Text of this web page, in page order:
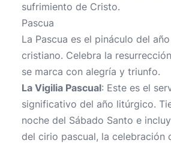
sufrimiento de Cristo.
Pascua
La Pascua es el pináculo del
cristiano. Celebra la
se marca con alegría y triunfo.
La Vigilia Pascual: Este es el
significativo del año litúrgico.
noche del Sábado Santo e
del cirio pascual, la celebración